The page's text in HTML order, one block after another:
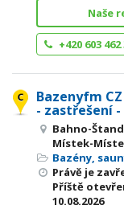
Naše
+420 603 462
Bazenyfm
- zastřešení
Bahno-
Místek-
Bazény,
Právě je
Příště
10.08.2026